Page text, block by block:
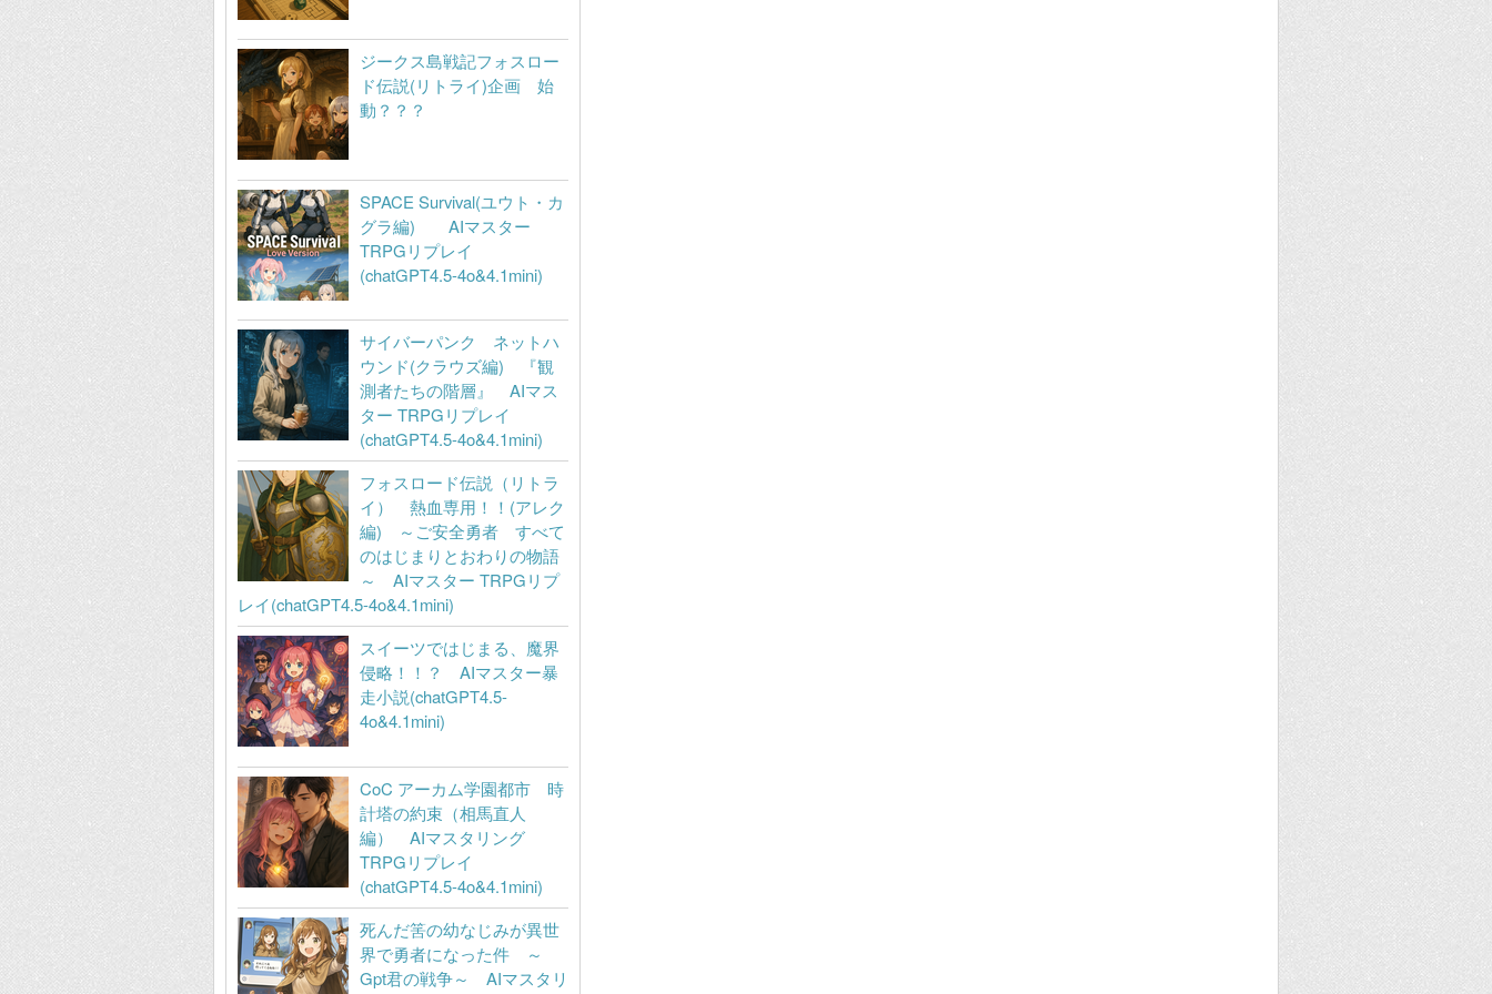
ジークス島戦記フォスロー
ド伝説(リトライ)企画 始
動？？？
SPACE Survival(ユウト・カ
グラ編) AIマスター
TRPGリプレイ
(chatGPT4.5-4o&4.1mini)
サイバーパンク ネットハ
ウンド(クラウズ編) 『観
測者たちの階層』 AIマス
ター TRPGリプレイ
(chatGPT4.5-4o&4.1mini)
フォスロード伝説（リトラ
イ） 熱血専用！！(アレク
編) ～ご安全勇者 すべて
のはじまりとおわりの物語
～ AIマスター TRPGリプ
レイ(chatGPT4.5-4o&4.1mini)
スイーツではじまる、魔界
侵略！！？ AIマスター暴
走小説(chatGPT4.5-
4o&4.1mini)
CoC アーカム学園都市 時
計塔の約束（相馬直人
編） AIマスタリング
TRPGリプレイ
(chatGPT4.5-4o&4.1mini)
死んだ筈の幼なじみが異世
界で勇者になった件 ～
Gpt君の戦争～ AIマスタリ